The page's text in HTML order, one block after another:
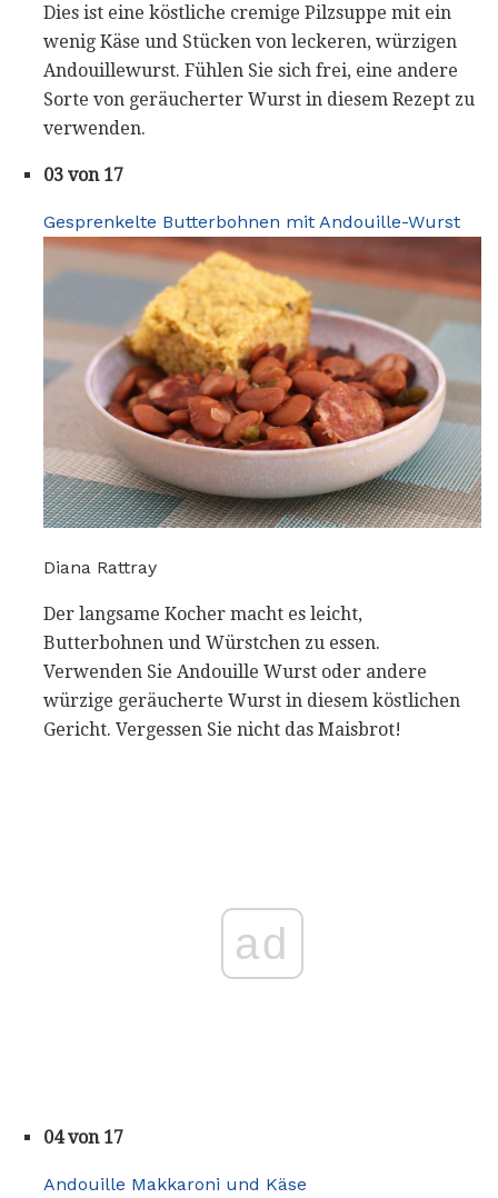
Dies ist eine köstliche cremige Pilzsuppe mit ein
wenig Käse und Stücken von leckeren, würzigen
Andouillewurst. Fühlen Sie sich frei, eine andere
Sorte von geräucherter Wurst in diesem Rezept zu
verwenden.
03 von 17
Gesprenkelte Butterbohnen mit Andouille-Wurst
Diana Rattray
Der langsame Kocher macht es leicht,
Butterbohnen und Würstchen zu essen.
Verwenden Sie Andouille Wurst oder andere
würzige geräucherte Wurst in diesem köstlichen
Gericht. Vergessen Sie nicht das Maisbrot!
ad
04 von 17
Andouille Makkaroni und Käse